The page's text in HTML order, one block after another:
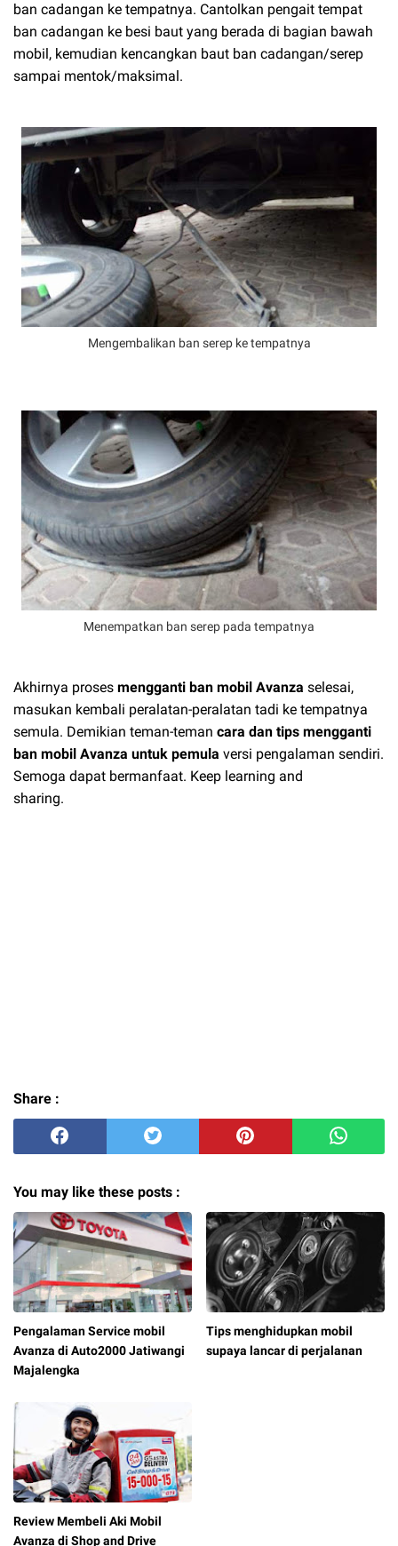
ban cadangan ke tempatnya. Cantolkan pengait tempat
ban cadangan ke besi baut yang berada di bagian bawah
mobil, kemudian kencangkan baut ban cadangan/serep
sampai mentok/maksimal.
Mengembalikan ban serep ke tempatnya
Menempatkan ban serep pada tempatnya
Akhirnya proses mengganti ban mobil Avanza selesai,
masukan kembali peralatan-peralatan tadi ke tempatnya
semula. Demikian teman-teman cara dan tips mengganti
ban mobil Avanza untuk pemula versi pengalaman sendiri.
Semoga dapat bermanfaat. Keep learning and
sharing.
Share :
You may like these posts :
Pengalaman Service mobil
Avanza di Auto2000 Jatiwangi
Majalengka
Tips menghidupkan mobil
supaya lancar di perjalanan
Review Membeli Aki Mobil
Avanza di Shop and Drive